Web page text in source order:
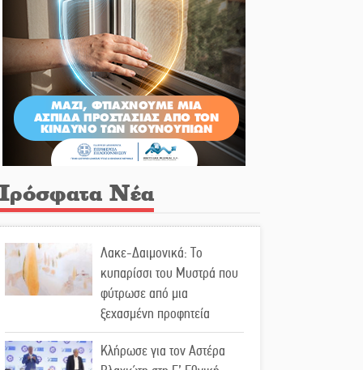
Νέα
Λακε-Δαιμονικά: Το
κυπαρίσσι του Μυστρά που
φύτρωσε από μια
ξεχασμένη προφητεία
Κλήρωσε για τον Αστέρα